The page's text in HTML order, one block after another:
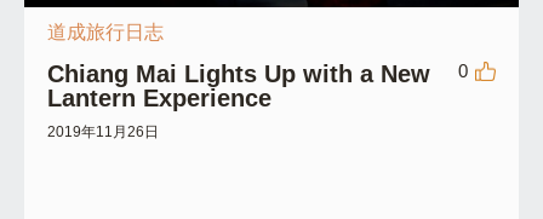
道成旅行日志
Chiang Mai Lights Up with a New
Lantern Experience
0
2019年11月26日